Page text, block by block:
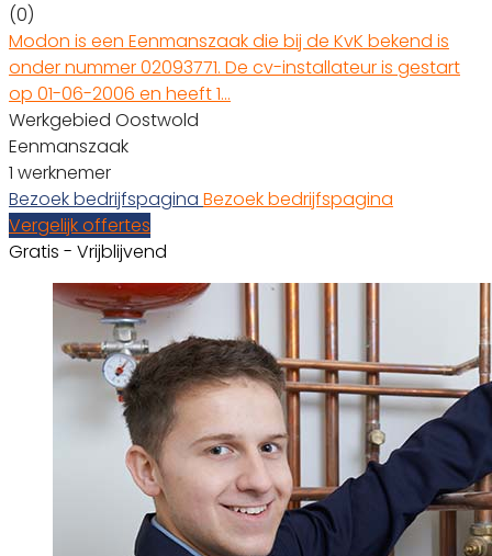
(0)
Modon is een Eenmanszaak die bij de KvK bekend is
onder nummer 02093771. De cv-installateur is gestart
op 01-06-2006 en heeft 1…
Werkgebied Oostwold
Eenmanszaak
1 werknemer
Bezoek bedrijfspagina Bezoek bedrijfspagina
Vergelijk offertes
Gratis - Vrijblijvend